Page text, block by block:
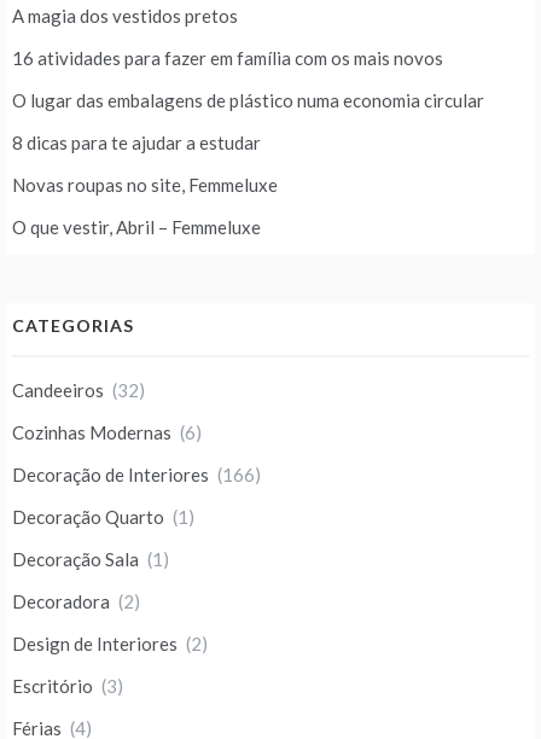
A magia dos vestidos pretos
16 atividades para fazer em família com os mais novos
O lugar das embalagens de plástico numa economia circular
8 dicas para te ajudar a estudar
Novas roupas no site, Femmeluxe
O que vestir, Abril – Femmeluxe
CATEGORIAS
Candeeiros (32)
Cozinhas Modernas (6)
Decoração de Interiores (166)
Decoração Quarto (1)
Decoração Sala (1)
Decoradora (2)
Design de Interiores (2)
Escritório (3)
Férias (4)